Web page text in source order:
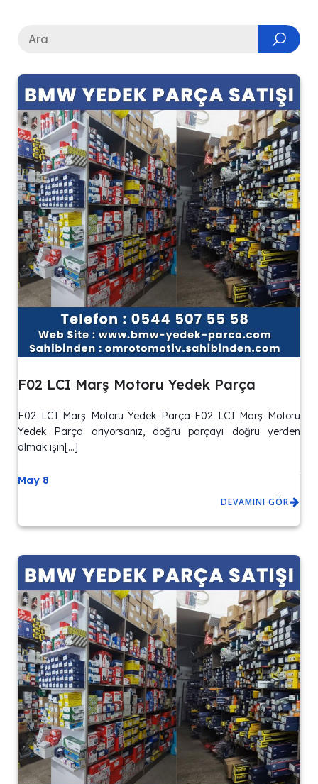
F02 LCI Marş Motoru Yedek Parça
F02 LCI Marş Motoru Yedek Parça F02 LCI Marş Motoru
Yedek Parça arıyorsanız, doğru parçayı doğru yerden
almak işin[…]
May 8
DEVAMINI GÖR